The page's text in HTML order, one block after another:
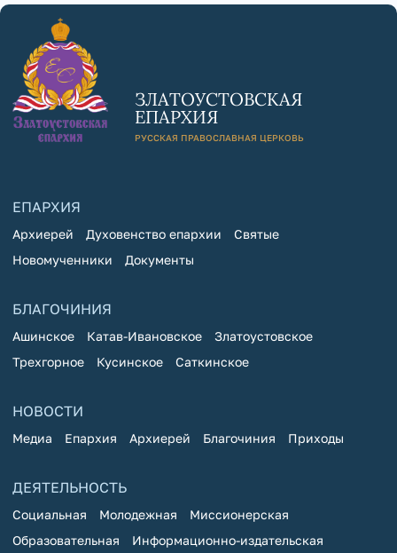
ЗЛАТОУСТОВСКАЯ
ЕПАРХИЯ
РУССКАЯ ПРАВОСЛАВНАЯ ЦЕРКОВЬ
ЕПАРХИЯ
Архиерей Духовенство епархии
Святые
Новомученники
Документы
БЛАГОЧИНИЯ
Ашинское Катав-Ивановское
Златоустовское
Трехгорное
Кусинское Саткинское
НОВОСТИ
Медиа Епархия Архиерей Благочиния Приходы
ДЕЯТЕЛЬНОСТЬ
Социальная Молодежная
Миссионерская
Образовательная
Информационно-издательская